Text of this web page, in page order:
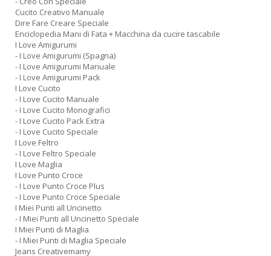
Cucito Creativo Manuale
Dire Fare Creare Speciale
Enciclopedia Mani di Fata + Macchina da cucire tascabile
I Love Amigurumi
- I Love Amigurumi (Spagna)
- I Love Amigurumi Manuale
- I Love Amigurumi Pack
I Love Cucito
- I Love Cucito Manuale
- I Love Cucito Monografici
- I Love Cucito Pack Extra
- I Love Cucito Speciale
I Love Feltro
- I Love Feltro Speciale
I Love Maglia
I Love Punto Croce
- I Love Punto Croce Plus
- I Love Punto Croce Speciale
I Miei Punti all Uncinetto
- I Miei Punti all Uncinetto Speciale
I Miei Punti di Maglia
- I Miei Punti di Maglia Speciale
Jeans Creativemamy